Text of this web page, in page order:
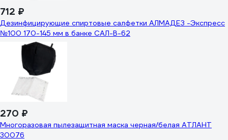
712 ₽
Дезинфицирующие спиртовые салфетки АЛМАДЕЗ -Экспресс
№100 170-145 мм в банке САЛ-В-62
270 ₽
Многоразовая пылезащитная маска черная/белая АТЛАНТ
30076